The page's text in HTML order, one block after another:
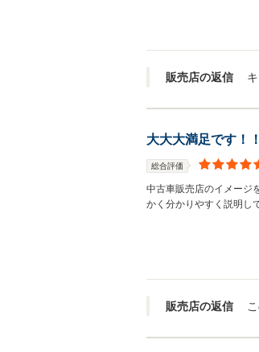
販売店の返信
大大大満足です！
総合評価
中古車販売店のイメージ
かく分かりやすく説明し
販売店の返信